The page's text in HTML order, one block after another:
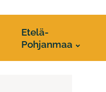
Etelä-
Pohjanmaa